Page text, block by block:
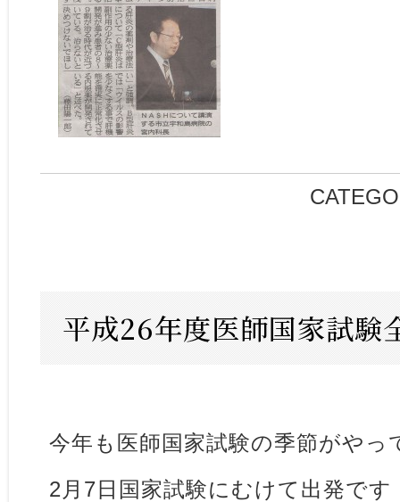
平成26年度医師国家試験
今年も医師国家試験の季節がやっ
2月7日国家試験にむけて出発です